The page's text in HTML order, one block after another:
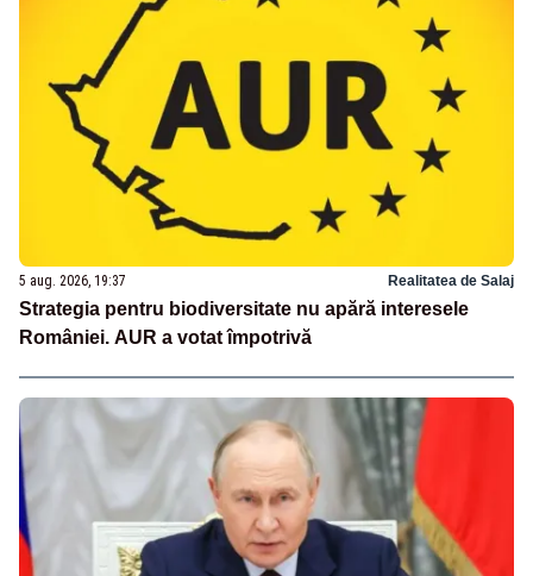
5 aug. 2026, 19:37 Realitatea de Salaj
Strategia pentru biodiversitate nu apără interesele
României. AUR a votat împotrivă